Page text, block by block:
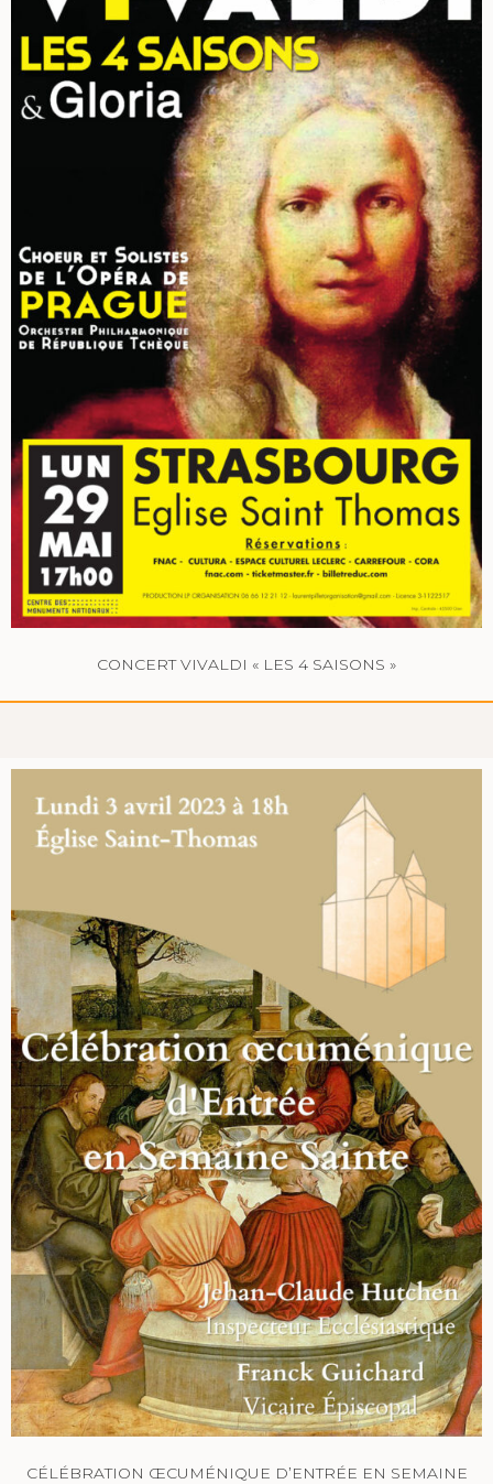
CONCERT VIVALDI « LES 4 SAISONS »
CÉLÉBRATION ŒCUMÉNIQUE D’ENTRÉE EN SEMAINE